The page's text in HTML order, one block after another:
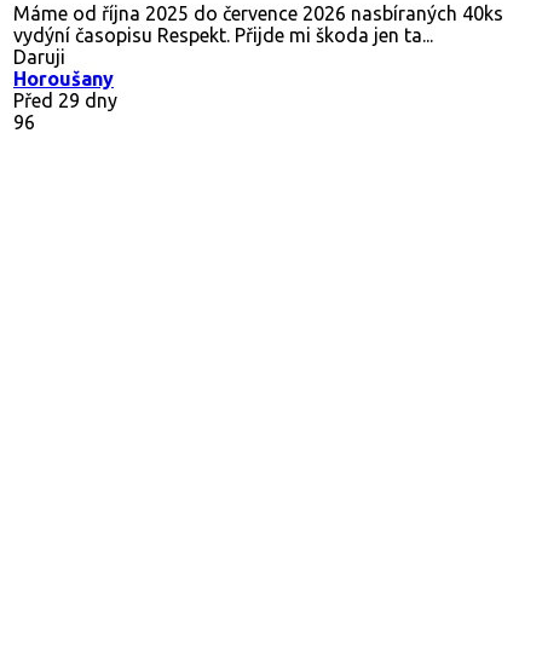
Máme od října 2025 do července 2026 nasbíraných 40ks
vydýní časopisu Respekt. Přijde mi škoda jen ta...
Daruji
Horoušany
Před 29 dny
96